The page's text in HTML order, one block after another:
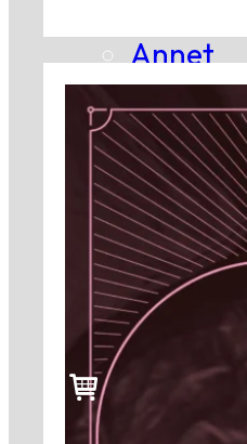
Annet
Outlet
—
til
99,-
Forfattere
Våre
utvalgte